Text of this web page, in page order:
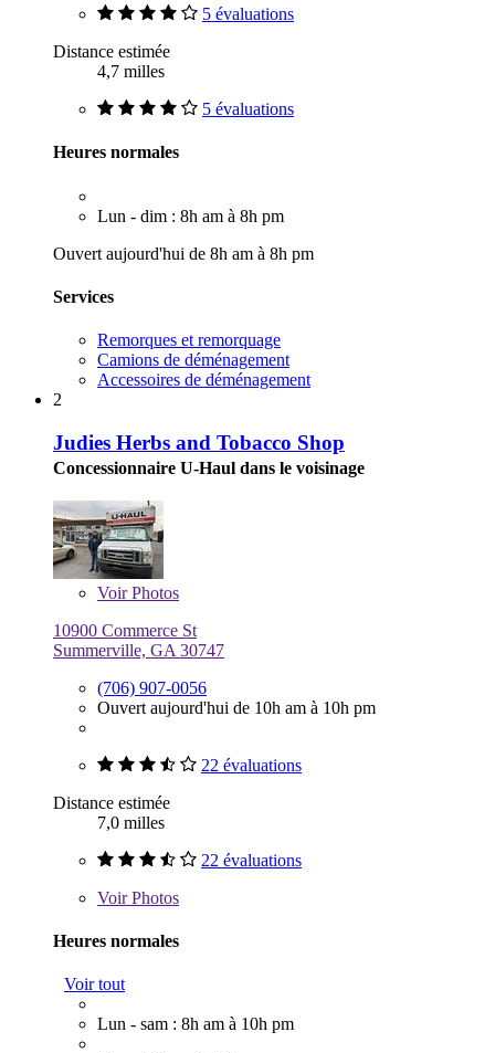
5 évaluations
Distance estimée
4,7 milles
5 évaluations
Heures normales
Lun - dim : 8h am à 8h pm
Ouvert aujourd'hui de 8h am à 8h pm
Services
Remorques et remorquage
Camions de déménagement
Accessoires de déménagement
2
Judies Herbs and Tobacco Shop
Concessionnaire U-Haul dans le voisinage
VoirPhotos
10900 Commerce St
Summerville, GA 30747
(706) 907-0056
Ouvert aujourd'hui de 10h am à 10h pm
22 évaluations
Distance estimée
7,0 milles
22 évaluations
VoirPhotos
Heures normales
Voir tout
Lun - sam : 8h am à 10h pm